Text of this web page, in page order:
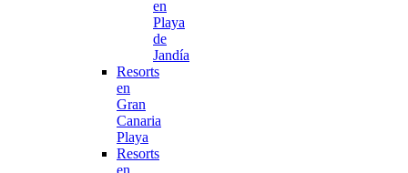
en
Playa
de
Jandía
Resorts
en
Gran
Canaria
Playa
Resorts
en